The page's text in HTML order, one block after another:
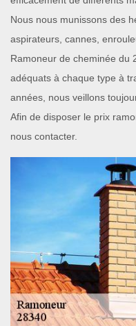
Nous nous munissons des
aspirateurs, cannes,
Ramoneur de cheminée du
adéquats à chaque type à
années, nous veillons
Afin de disposer le prix
nous contacter.